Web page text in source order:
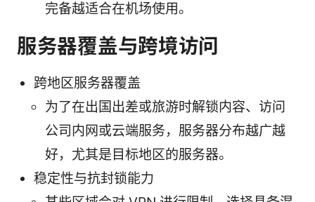
完备越适合在机场使用。
服务器覆盖与跨境访问
跨地区服务器覆盖
为了在出国出差或旅游时解锁内容、访问
公司内网或云端服务，服务器分布越广越
好，尤其是目标地区的服务器。
稳定性与抗封锁能力